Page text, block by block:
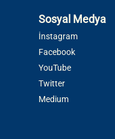
Sosyal Medya
İnstagram
Facebook
YouTube
Twitter
Medium